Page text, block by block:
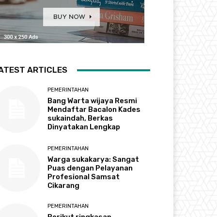
ARTICLES
PEMERINTAHAN
Bang Warta wijaya Resmi
Mendaftar Bacalon Kades
sukaindah, Berkas
Dinyatakan Lengkap
PEMERINTAHAN
Warga sukakarya: Sangat
Puas dengan Pelayanan
Profesional Samsat
Cikarang
PEMERINTAHAN